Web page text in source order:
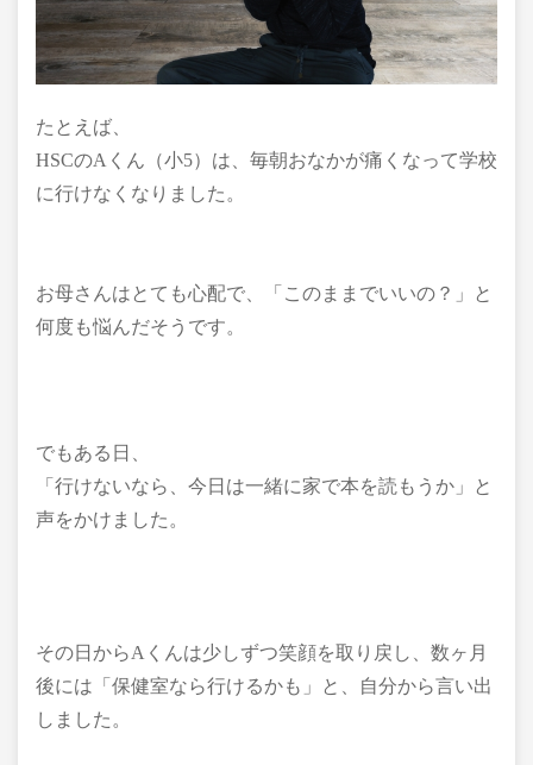
たとえば、
HSCのAくん（小5）は、毎朝おなかが痛くなって学校
に行けなくなりました。
お母さんはとても心配で、「このままでいいの？」と
何度も悩んだそうです。
でもある日、
「行けないなら、今日は一緒に家で本を読もうか」と
声をかけました。
その日からAくんは少しずつ笑顔を取り戻し、数ヶ月
後には「保健室なら行けるかも」と、自分から言い出
しました。